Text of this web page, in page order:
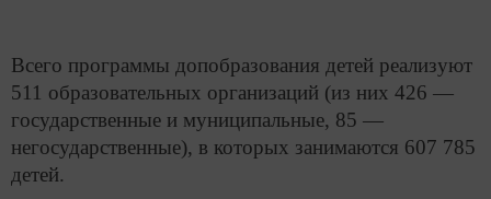
Всего программы допобразования детей реализуют
511 образовательных организаций (из них 426 —
государственные и муниципальные, 85 —
негосударственные), в которых занимаются 607 785
детей.